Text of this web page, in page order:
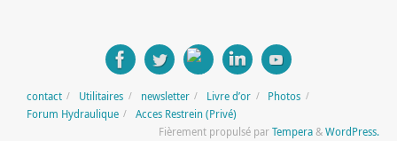
contact Utilitaires newsletter Livre d’or
Photos
Forum Hydraulique
Acces Restrein (Privé)
Fièrement propulsé parTempera&WordPress.